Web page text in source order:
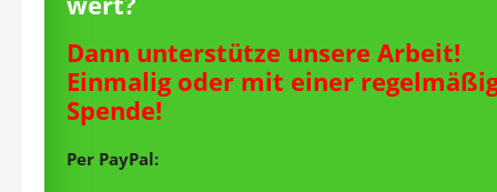
Dann unterstütze unsere Arbeit!
Einmalig oder mit einer
Spende!
Per PayPal: